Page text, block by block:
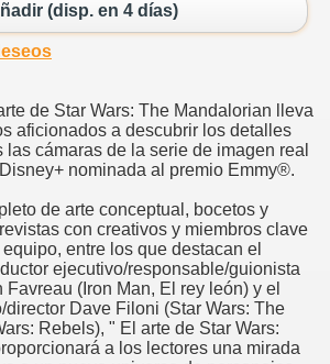
(disp. en 4 días)
de Star Wars: The Mandalorian lleva
aficionados a descubrir los detalles
las cámaras de la serie de imagen real
nominada al premio Emmy®.
de arte conceptual, bocetos y
con creativos y miembros clave
entre los que destacan el
ejecutivo/responsable/guionista
Favreau (Iron Man, El rey león) y el
director Dave Filoni (Star Wars: The
Rebels), " El arte de Star Wars:
a los lectores una mirada